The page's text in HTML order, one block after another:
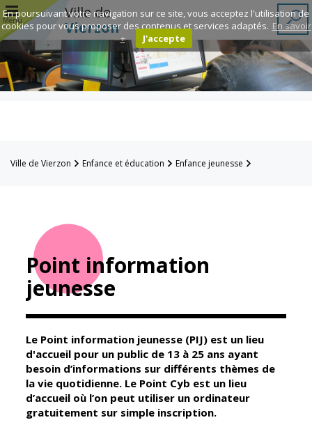
Menu
Ville de
Vierzon
Annuaire des
associations
Mairie
Élus
Conseil
Municipal
Services de la
Guichet unique
Petite enfance
Relais petite
enfance
Ville de Vierzon Enfance et éducation Enfance jeunesse
Point information
jeunesse
Le Point information jeunesse (PIJ) est un lieu
d'accueil pour un public de 13 à 25 ans ayant
besoin d’informations sur différents thèmes de
la vie quotidienne. Le Point Cyb est un lieu
d’accueil où l’on peut utiliser un ordinateur
gratuitement sur simple inscription.
En poursuivant votre navigation sur ce site, vous acceptez l'utilisation de
cookies pour vous proposer des contenus et services adaptés. En savoir
+
J'accepte